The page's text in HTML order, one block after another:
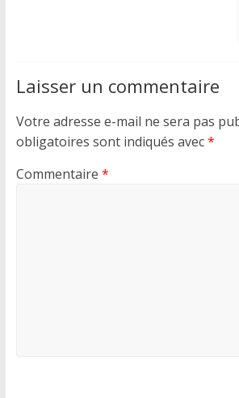
Laisser un commentaire
Votre adresse e-mail ne sera pas
obligatoires sont indiqués avec*
Commentaire *